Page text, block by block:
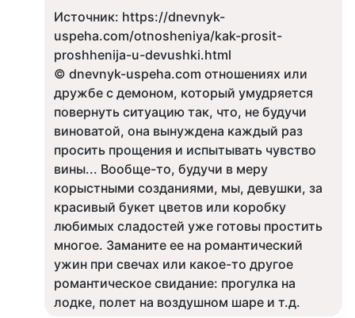
Источник: https://dnevnyk-
uspeha.com/otnosheniya/kak-prosit-
proshhenija-u-devushki.html
© dnevnyk-uspeha.com отношениях или
дружбе с демоном, который умудряется
повернуть ситуацию так, что, не будучи
виноватой, она вынуждена каждый раз
просить прощения и испытывать чувство
вины... Вообще-то, будучи в меру
корыстными созданиями, мы, девушки, за
красивый букет цветов или коробку
любимых сладостей уже готовы простить
многое. Заманите ее на романтический
ужин при свечах или какое-то другое
романтическое свидание: прогулка на
лодке, полет на воздушном шаре и т.д.